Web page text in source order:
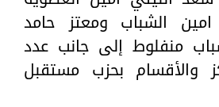
الشباب ومعتز حامد
منفلوط إلى جانب عدد
والأقسام بحزب مستقبل